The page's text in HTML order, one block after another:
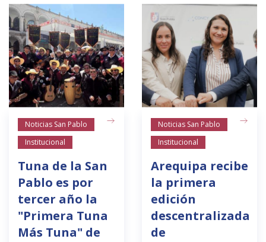
Noticias San Pablo
Institucional
Tuna de la San
Pablo es por
tercer año la
"Primera Tuna
Más Tuna" de
Noticias San Pablo
Institucional
Arequipa recibe
la primera
edición
descentralizada
de